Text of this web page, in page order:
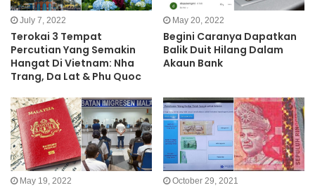
July 7, 2022
Terokai 3 Tempat
Percutian Yang Semakin
Hangat Di Vietnam: Nha
Trang, Da Lat & Phu Quoc
May 20, 2022
Begini Caranya Dapatkan
Balik Duit Hilang Dalam
Akaun Bank
May 19, 2022 October 29, 2021